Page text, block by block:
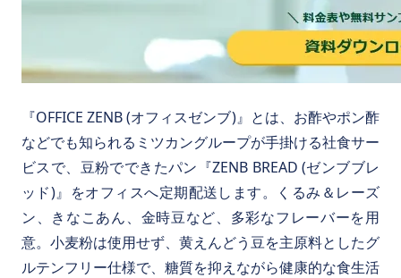
『OFFICE ZENB (オフィスゼンブ)』とは、お酢やポン酢
などでも知られるミツカングループが手掛ける社食サー
ビスで、豆粉でできたパン『ZENB BREAD (ゼンブブレ
ッド)』をオフィスへ定期配送します。くるみ＆レーズ
ン、きなこあん、金時豆など、多彩なフレーバーを用
意。小麦粉は使用せず、黄えんどう豆を主原料としたグ
ルテンフリー仕様で、糖質を抑えながら健康的な食生活